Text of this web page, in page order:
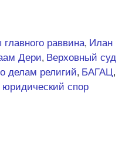
раввина, Илан
Дери, Верховный суд
делам религий, БАГАЦ,
юридический спор